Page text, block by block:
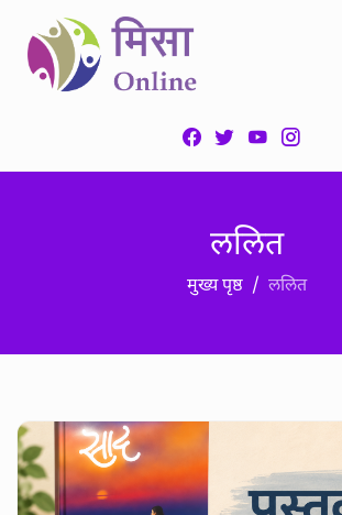
ललित
मुख्य पृष्ठ ललित